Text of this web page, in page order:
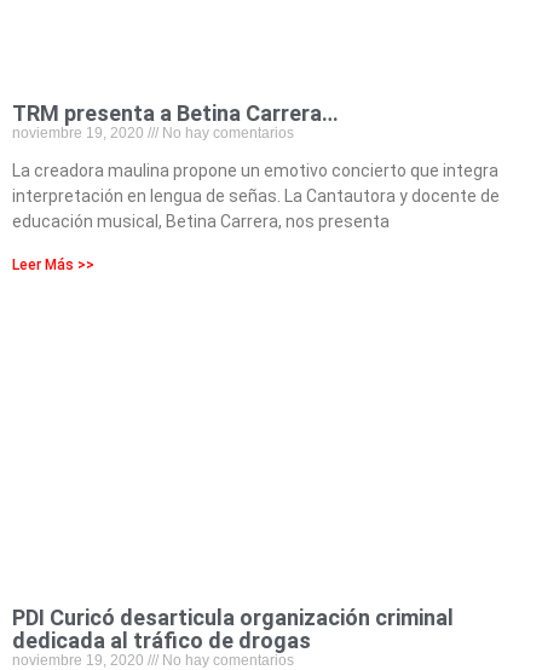
TRM presenta a Betina Carrera…
noviembre 19, 2020 No hay comentarios
La creadora maulina propone un emotivo concierto que integra
interpretación en lengua de señas. La Cantautora y docente de
educación musical, Betina Carrera, nos presenta
Leer Más >>
PDI Curicó desarticula organización criminal
dedicada al tráfico de drogas
noviembre 19, 2020 No hay comentarios